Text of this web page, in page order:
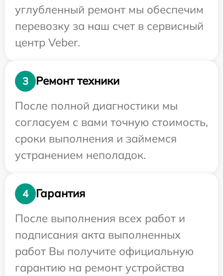
углубленный ремонт мы обеспечим
перевозку за наш счет в сервисный
центр Veber.
3
Ремонт техники
После полной диагностики мы
согласуем с вами точную стоимость,
сроки выполнения и займемся
устранением неполадок.
4
Гарантия
После выполнения всех работ и
подписания акта выполненных
работ Вы получите официальную
гарантию на ремонт устройства